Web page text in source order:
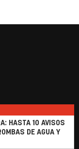
HASTA 10 AVISOS
DE AGUA Y